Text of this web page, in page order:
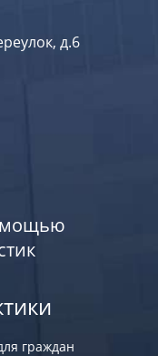
д.6
граждан